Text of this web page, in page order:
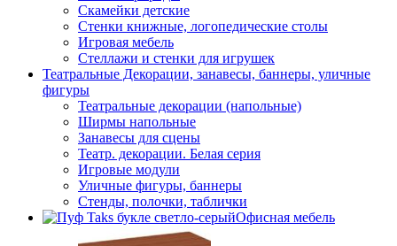
Скамейки детские
Стенки книжные, логопедические столы
Игровая мебель
Стеллажи и стенки для игрушек
Театральные Декорации, занавесы, баннеры, уличные
фигуры
Театральные декорации (напольные)
Ширмы напольные
Занавесы для сцены
Театр. декорации. Белая серия
Игровые модули
Уличные фигуры, баннеры
Стенды, полочки, таблички
Офисная мебель